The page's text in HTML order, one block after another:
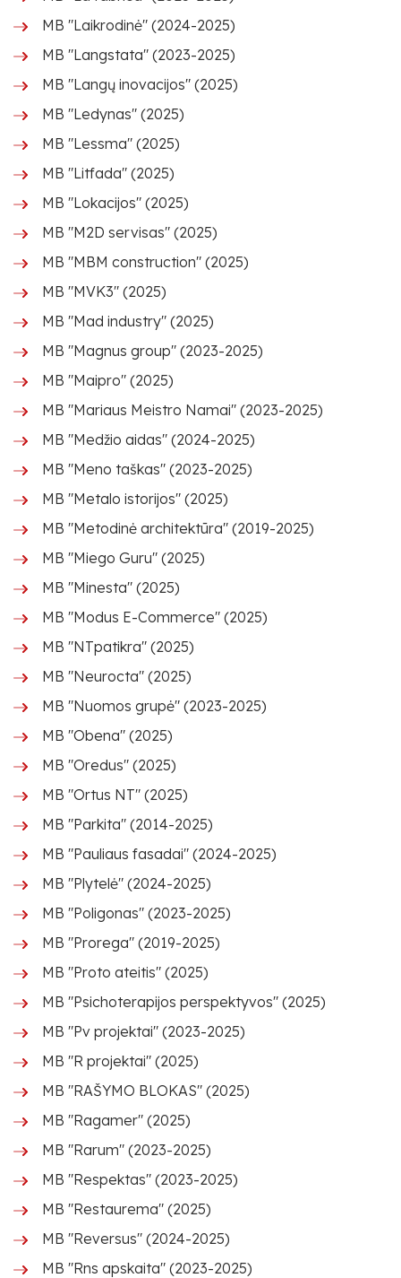
MB "Laikrodinė" (2024-2025)
MB "Langstata" (2023-2025)
MB "Langų inovacijos" (2025)
MB "Ledynas" (2025)
MB "Lessma" (2025)
MB "Litfada" (2025)
MB "Lokacijos" (2025)
MB "M2D servisas" (2025)
MB "MBM construction" (2025)
MB "MVK3" (2025)
MB "Mad industry" (2025)
MB "Magnus group" (2023-2025)
MB "Maipro" (2025)
MB "Mariaus Meistro Namai" (2023-2025)
MB "Medžio aidas" (2024-2025)
MB "Meno taškas" (2023-2025)
MB "Metalo istorijos" (2025)
MB "Metodinė architektūra" (2019-2025)
MB "Miego Guru" (2025)
MB "Minesta" (2025)
MB "Modus E-Commerce" (2025)
MB "NTpatikra" (2025)
MB "Neurocta" (2025)
MB "Nuomos grupė" (2023-2025)
MB "Obena" (2025)
MB "Oredus" (2025)
MB "Ortus NT" (2025)
MB "Parkita" (2014-2025)
MB "Pauliaus fasadai" (2024-2025)
MB "Plytelė" (2024-2025)
MB "Poligonas" (2023-2025)
MB "Prorega" (2019-2025)
MB "Proto ateitis" (2025)
MB "Psichoterapijos perspektyvos" (2025)
MB "Pv projektai" (2023-2025)
MB "R projektai" (2025)
MB "RAŠYMO BLOKAS" (2025)
MB "Ragamer" (2025)
MB "Rarum" (2023-2025)
MB "Respektas" (2023-2025)
MB "Restaurema" (2025)
MB "Reversus" (2024-2025)
MB "Rns apskaita" (2023-2025)